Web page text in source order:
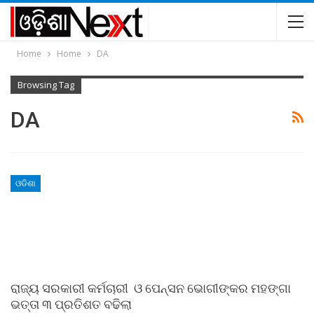
Home Home DA
Browsing Tag
DA
ଓଡିଶା
ରାଜ୍ୟ ସରକାରୀ କର୍ମଚାରୀ ଓ ପେନ୍‌ସନ ଭୋଗୀଙ୍କର ମହଙ୍ଗା
ଭତ୍ତା ୩ ପ୍ରତିଶତ ବଢିଲା